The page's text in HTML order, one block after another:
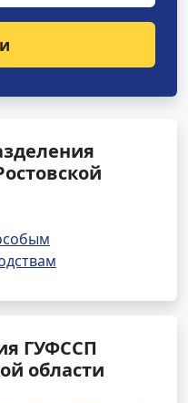
ГУФССП
области